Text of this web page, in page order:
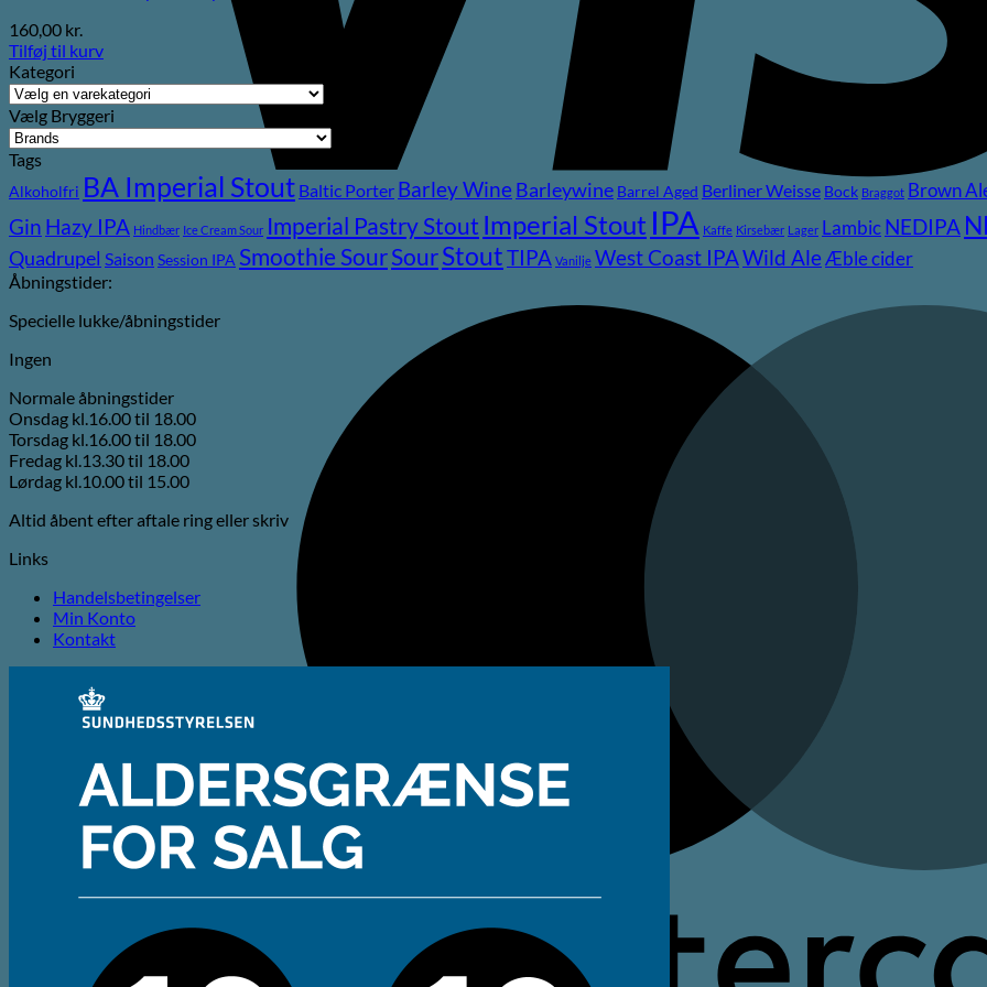
160,00 kr.
Tilføj til kurv
Kategori
Vælg Bryggeri
Tags
Alkoholfri BA Imperial Stout Baltic Porter Barley Wine Barleywine Barrel Aged Berliner Weisse Bock Braggot Brown
Gin Hazy IPA Hindbær Ice Cream Sour Imperial Pastry Stout Imperial Stout IPA Kaffe Kirsebær Lager LambicNEDIPA
Quadrupel Saison Session IPA Smoothie SourSourStoutTIPA Vanilje West Coast IPAWild AleÆble cider
Åbningstider:
Specielle lukke/åbningstider
Ingen
Normale åbningstider
Onsdag kl.16.00 til 18.00
Torsdag kl.16.00 til 18.00
Fredag kl.13.30 til 18.00
Lørdag kl.10.00 til 15.00
Altid åbent efter aftale ring eller skriv
Links
Handelsbetingelser
Min Konto
Kontakt